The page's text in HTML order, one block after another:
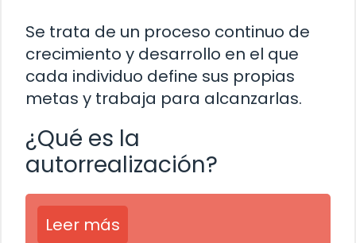
Se trata de un proceso continuo de
crecimiento y desarrollo en el que
cada individuo define sus propias
metas y trabaja para alcanzarlas.
¿Qué es la
autorrealización?
Leer más